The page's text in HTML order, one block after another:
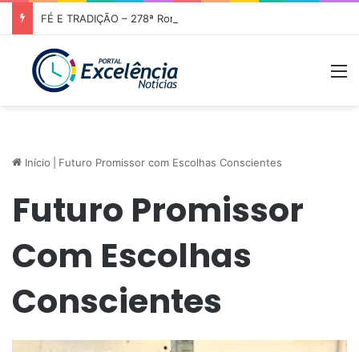
Início Futuro Promissor com Escolhas Conscientes
Futuro Promissor
Com Escolhas
Conscientes